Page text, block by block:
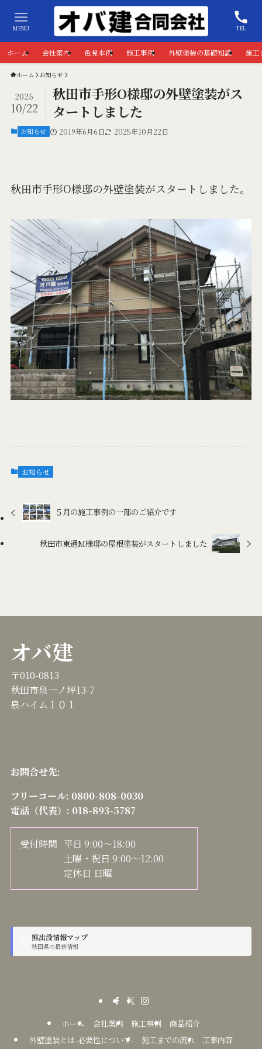
TEL
MENU
ホーム 会社案内 色見本例 施工事例 外壁塗装の基礎知識 施工
ホーム お知らせ
秋田市手形O様邸の外壁塗装がス
タートしました
2025
10/22
お知らせ 2019年6月6日 2025年10月22日
秋田市手形O様邸の外壁塗装がスタートしました。
お知らせ
５月の施工事例の一部のご紹介です
秋田市東通M様邸の屋根塗装がスタートしました
オバ建
〒010-0813
秋田市泉一ノ坪13-7
泉ハイム１０１
お問合せ先:
フリーコール: 0800-808-0030
電話（代表）: 018-893-5787
受付時間 平日 9:00～18:00
土曜・祝日 9:00～12:00
定休日 日曜
熊出没情報マップ
秋田県の最新情報
ホーム 会社案内 施工事例
商品紹介
外壁塗装とは-必要性について-
施工までの流れ 工事内容